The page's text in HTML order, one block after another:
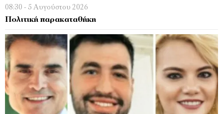
08:30 - 5 Αυγούστου 2026
Πολιτική παρακαταθήκη